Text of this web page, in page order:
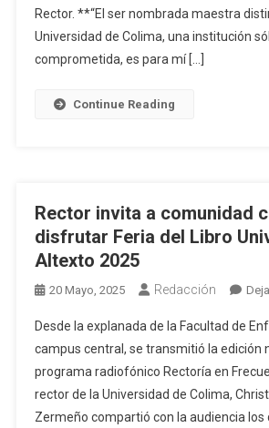
Rector. **“El ser nombrada maestra
Universidad de Colima, una institución
comprometida, es para mí […]
Continue Reading
Rector invita a comunidad
disfrutar Feria del Libro
Altexto 2025
20 Mayo, 2025 Redacción
Desde la explanada de la Facultad de
campus central, se transmitió la edición
programa radiofónico Rectoría en
rector de la Universidad de Colima,
Zermeño compartió con la audiencia los